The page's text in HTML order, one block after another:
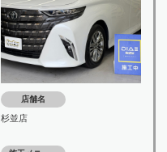
店舗名
杉並店